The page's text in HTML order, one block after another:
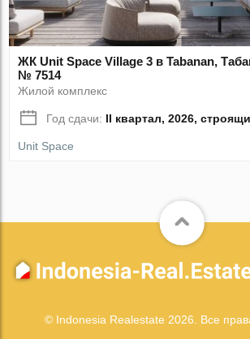
ЖК Unit Space Village 3 в Tabanan,
№ 7514
Жилой комплекс
Год сдачи: II квартал, 2026,
Unit Space
© Indonesia Realestate 2026. Все